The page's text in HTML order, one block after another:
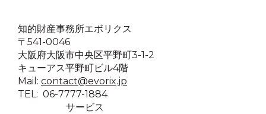
知的財産事務所エボリクス
〒541-0046
大阪府大阪市中央区平野町3-1-2
キューアス平野町ビル4階
Mail: contact@evorix.jp
TEL: 06-7777-1884
サービス